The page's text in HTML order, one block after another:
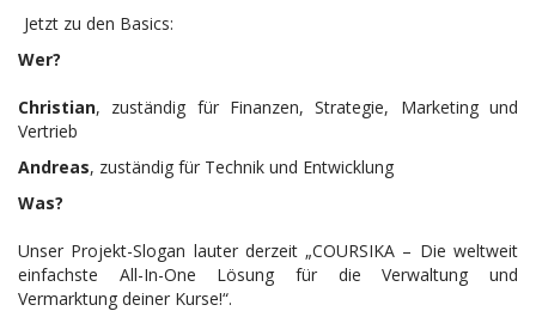
Jetzt zu den Basics:
Wer?
Christian, zuständig für Finanzen, Strategie, Marketing und
Vertrieb
Andreas, zuständig für Technik und Entwicklung
Was?
Unser Projekt-Slogan lauter derzeit „COURSIKA – Die weltweit
einfachste All-In-One Lösung für die Verwaltung und
Vermarktung deiner Kurse!“.